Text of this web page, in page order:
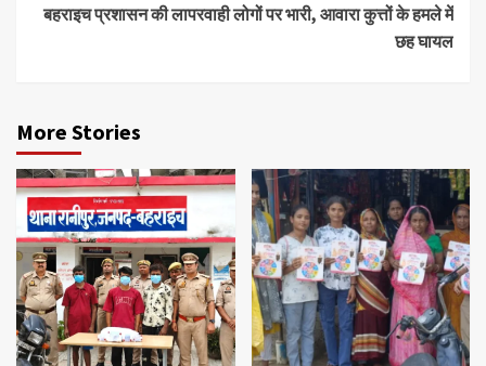
बहराइच प्रशासन की लापरवाही लोगों पर भारी, आवारा कुत्तों के हमले में
छह घायल
More Stories